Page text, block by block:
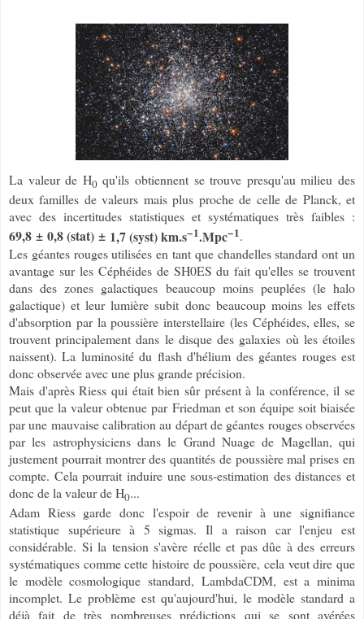
La valeur de H0qu'ils obtiennent se trouve presqu'au milieu des
deux familles de valeurs mais plus proche de celle de Planck, et
avec des incertitudes statistiques et systématiques très faibles :
69,8 ± 0,8 (stat) ± 1,7 (syst) km.s−1.Mpc−1.
Les géantes rouges utilisées en tant que chandelles standard ont un
avantage sur les Céphéides de SH0ES du fait qu'elles se trouvent
dans des zones galactiques beaucoup moins peuplées (le halo
galactique) et leur lumière subit donc beaucoup moins les effets
d'absorption par la poussière interstellaire (les Céphéides, elles, se
trouvent principalement dans le disque des galaxies où les étoiles
naissent). La luminosité du flash d'hélium des géantes rouges est
donc observée avec une plus grande précision.
Mais d'après Riess qui était bien sûr présent à la conférence, il se
peut que la valeur obtenue par Friedman et son équipe soit biaisée
par une mauvaise calibration au départ de géantes rouges observées
par les astrophysiciens dans le Grand Nuage de Magellan, qui
justement pourrait montrer des quantités de poussière mal prises en
compte. Cela pourrait induire une sous-estimation des distances et
donc de la valeur de H0...
Adam Riess garde donc l'espoir de revenir à une signifiance
statistique supérieure à 5 sigmas. Il a raison car l'enjeu est
considérable. Si la tension s'avère réelle et pas dûe à des erreurs
systématiques comme cette histoire de poussière, cela veut dire que
le modèle cosmologique standard, LambdaCDM, est a minima
incomplet. Le problème est qu'aujourd'hui, le modèle standard a
déjà fait de très nombreuses prédictions qui se sont avérées